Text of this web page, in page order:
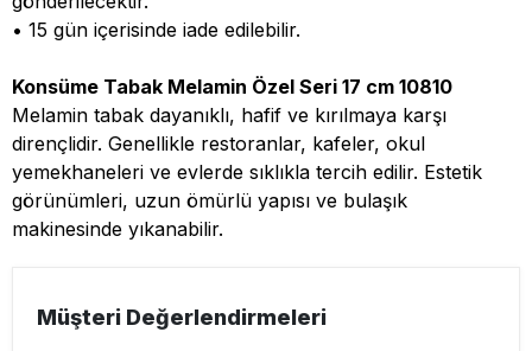
• 15 gün içerisinde iade edilebilir.
Konsüme Tabak Melamin Özel Seri 17 cm 10810
Melamin tabak dayanıklı, hafif ve kırılmaya karşı
dirençlidir. Genellikle restoranlar, kafeler, okul
yemekhaneleri ve evlerde sıklıkla tercih edilir. Estetik
görünümleri, uzun ömürlü yapısı ve bulaşık
makinesinde yıkanabilir.
Müşteri Değerlendirmeleri